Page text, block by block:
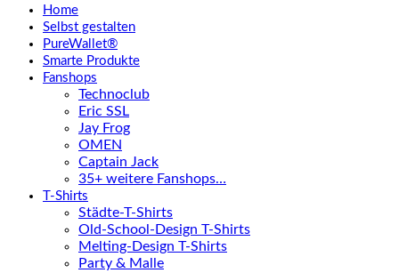
Home
Selbst gestalten
PureWallet®
Smarte Produkte
Fanshops
Technoclub
Eric SSL
Jay Frog
OMEN
Captain Jack
35+ weitere Fanshops…
T-Shirts
Städte-T-Shirts
Old-School-Design T-Shirts
Melting-Design T-Shirts
Party & Malle